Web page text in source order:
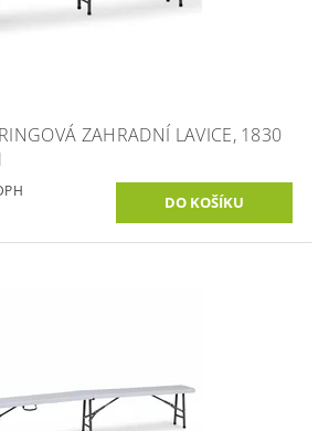
ZAHRADNÍ LAVICE, 1830
DPH